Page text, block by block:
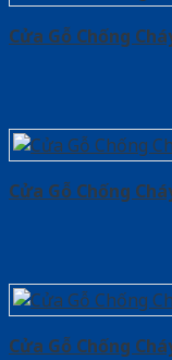
Cửa Gỗ Chống
Cửa Gỗ Chống
Cửa Gỗ Chống